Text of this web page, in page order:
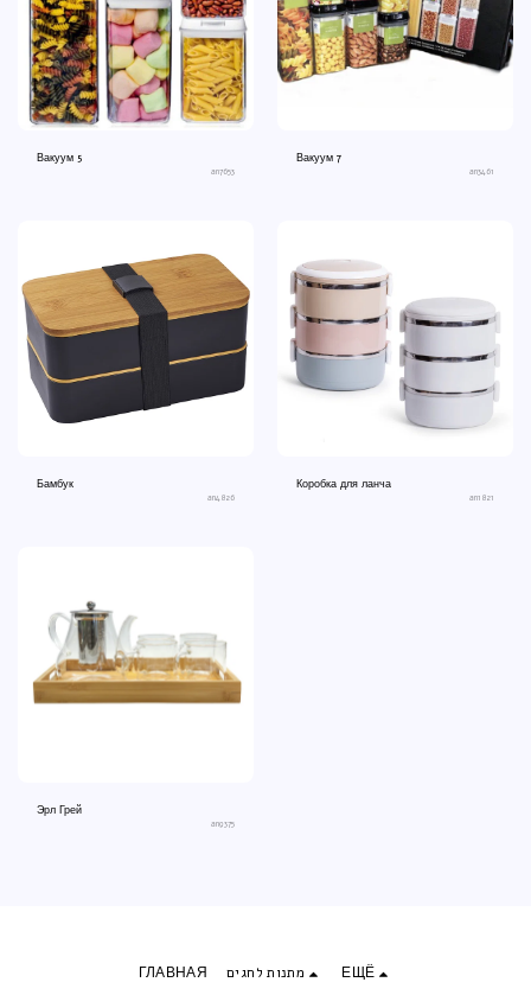
Вакуум 5
an7653
Вакуум 7
an3461
Бамбук
an4826
Коробка для ланча
an1821
Эрл Грей
an9375
ГЛАВНАЯ מתנות לחגים ЕЩЁ